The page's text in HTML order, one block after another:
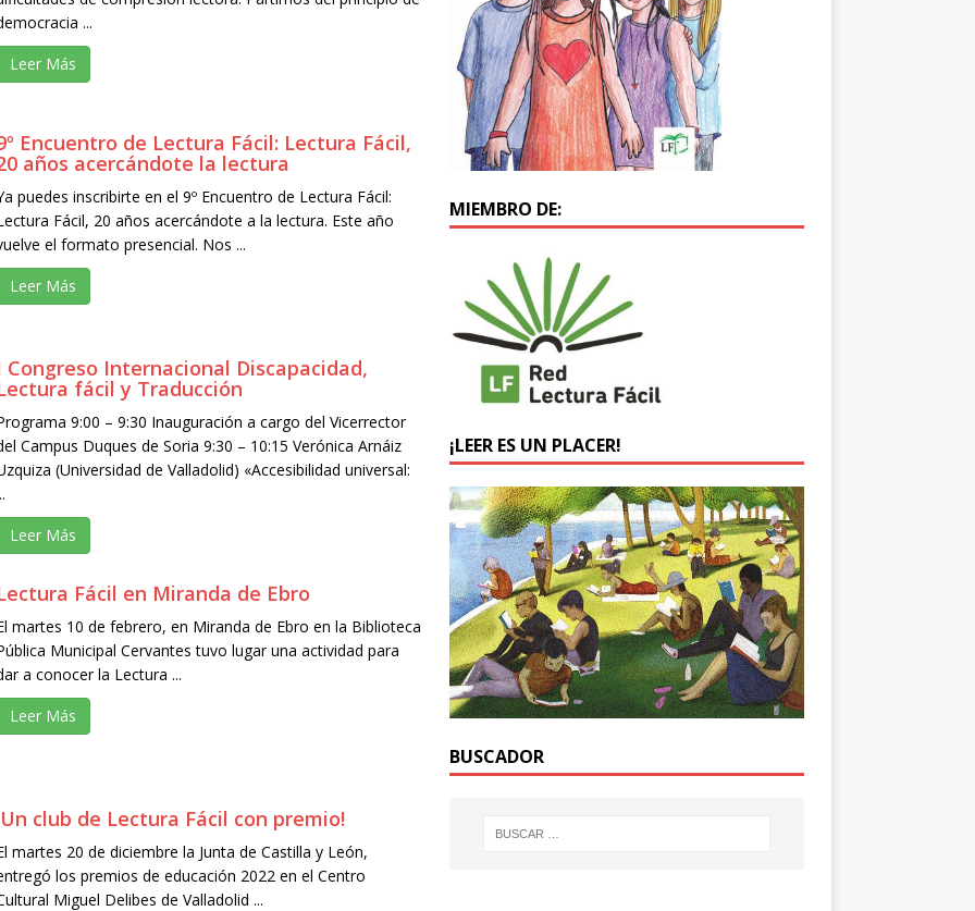
...
Leer Más
Encuentro de Lectura Fácil: Lectura Fácil,
años acercándote la lectura
puedes inscribirte en el 9º Encuentro de Lectura Fácil:
Fácil, 20 años acercándote a la lectura. Este año
el formato presencial. Nos ...
Leer Más
Congreso Internacional Discapacidad,
fácil y Traducción
9:00 – 9:30 Inauguración a cargo del Vicerrector
Campus Duques de Soria 9:30 – 10:15 Verónica Arnáiz
(Universidad de Valladolid) «Accesibilidad universal:
Leer Más
Fácil en Miranda de Ebro
martes 10 de febrero, en Miranda de Ebro en la Biblioteca
Municipal Cervantes tuvo lugar una actividad para
a conocer la Lectura ...
Leer Más
club de Lectura Fácil con premio!
martes 20 de diciembre la Junta de Castilla y León,
los premios de educación 2022 en el Centro
Miguel Delibes de Valladolid ...
MIEMBRO DE:
¡LEER ES UN PLACER!
BUSCADOR